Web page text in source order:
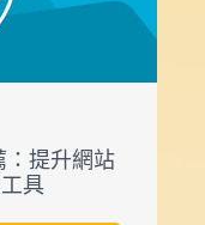
提升網站
具